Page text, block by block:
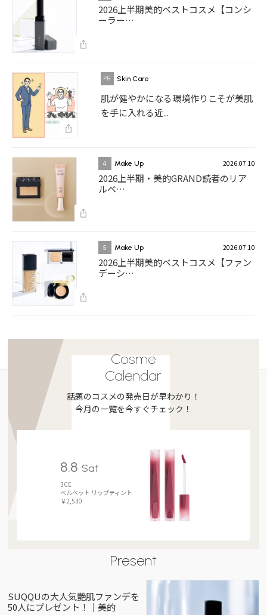
2026上半期美的ベストコスメ【コンシ
ーラー…
Skin Care
肌が健やかになる環境作りこそが美肌
を手に入れる近...
4 Make Up 2026.07.10
2026上半期・美的GRAND読者のリア
ルベ…
5 Make Up 2026.07.10
2026上半期美的ベストコスメ【ファン
デーシ…
Cosme
Calendar
話題のコスメの発売日が早わかり！
今月の一覧を今すぐチェック！
8.8 Sat
3CE
ベルベット リップティント
￥2,530
Present
SUQQUの大人気艶肌ファンデを
50人にプレゼント！｜美的